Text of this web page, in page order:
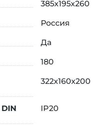
5 мбар
Pro
1–1000 мбар
385х195х260
Россия
Да
180
322х160х200
IP20